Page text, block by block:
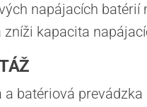
napájacích
zníži kapacita
batériová